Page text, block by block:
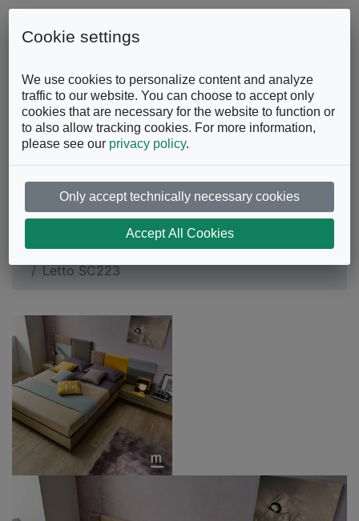
Skip to content
FacebookInstagramYouTube
Letto SC223
Camera da Letto
Letti Matrimoniali
Letto SC223
Cookie settings
We use cookies to personalize content and analyze
traffic to our website. You can choose to accept only
cookies that are necessary for the website to function or
to also allow tracking cookies. For more information,
please see our privacy policy.
Only accept technically necessary cookies
Accept All Cookies